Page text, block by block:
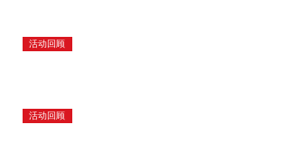
活动回顾
活动回顾